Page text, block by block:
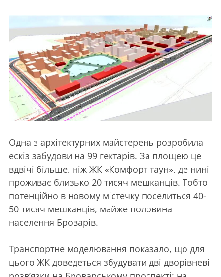
Одна з архітектурних майстерень розробила
ескіз забудови на 99 гектарів. За площею це
вдвічі більше, ніж ЖК «Комфорт таун», де нині
проживає близько 20 тисяч мешканців. Тобто
потенційно в новому містечку поселиться 40-
50 тисяч мешканців, майже половина
населення Броварів.
Транспортне моделювання показало, що для
цього ЖК доведеться збудувати дві дворівневі